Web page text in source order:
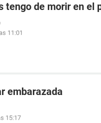
tengo de morir en el
11:01
embarazada
15:17